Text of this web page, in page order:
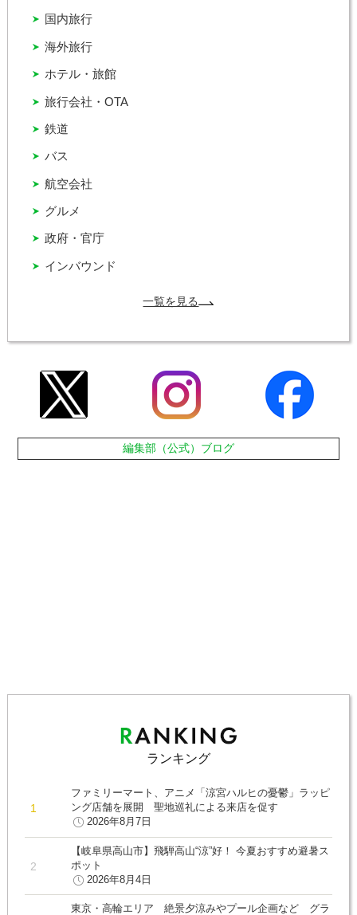
インバウンド
グルメ
バス
ホテル・旅館
国内旅行
政府・官庁
旅行会社・OTA
海外旅行
航空会社
鉄道
一覧を見る
編集部（公式）ブログ
ランキング
ファミリーマート、アニメ「涼宮ハルヒの憂鬱」ラッピ
ング店舗を展開 聖地巡礼による来店を促す
2026年8月7日
【岐阜県高山市】飛騨高山“涼”好！ 今夏おすすめ避暑ス
ポット
2026年8月4日
東京・高輪エリア 絶景夕涼みやプール企画など グラ